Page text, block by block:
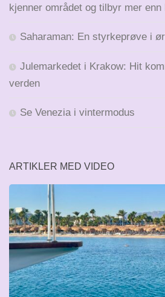
kjenner området og tilbyr mer enn
Saharaman: En styrkeprøve i
Julemarkedet i Krakow: Hit
verden
Se Venezia i vintermodus
ARTIKLER MED VIDEO